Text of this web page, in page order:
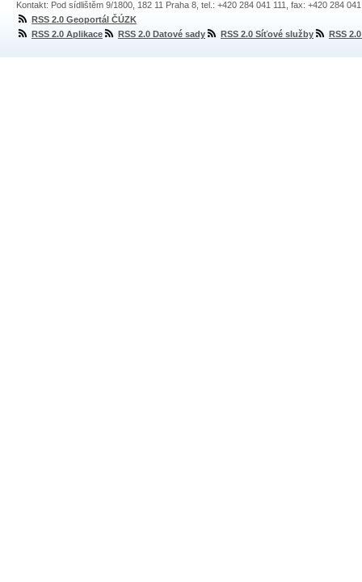
Kontakt: Pod sídlištěm 9/1800, 182 11 Praha 8, tel.: +420 284 041 111, fax: +420 284
RSS 2.0 Geoportál ČÚZK
RSS 2.0 Aplikace
RSS 2.0 Datové sady RSS 2.0 Síťové služby RSS